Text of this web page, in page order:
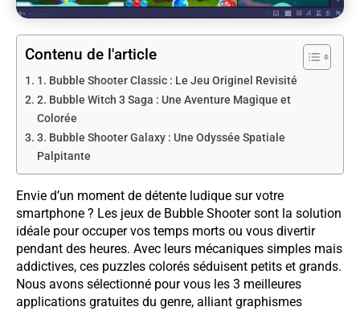
Contenu de l'article
1. Bubble Shooter Classic : Le Jeu Originel Revisité
2. Bubble Witch 3 Saga : Une Aventure Magique et
Colorée
3. Bubble Shooter Galaxy : Une Odyssée Spatiale
Palpitante
Envie d’un moment de détente ludique sur votre
smartphone ? Les jeux de Bubble Shooter sont la solution
idéale pour occuper vos temps morts ou vous divertir
pendant des heures. Avec leurs mécaniques simples mais
addictives, ces puzzles colorés séduisent petits et grands.
Nous avons sélectionné pour vous les 3 meilleures
applications gratuites du genre, alliant graphismes